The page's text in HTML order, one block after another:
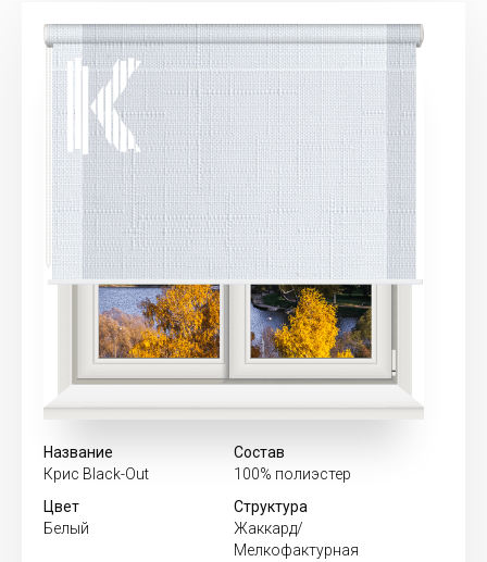
Название
Крис Black-Out
Состав
100% полиэстер
Цвет
Белый
Структура
Жаккард/
Мелкофактурная